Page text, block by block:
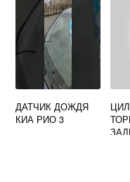
ДАТЧИК ДОЖДЯ
КИА РИО 3